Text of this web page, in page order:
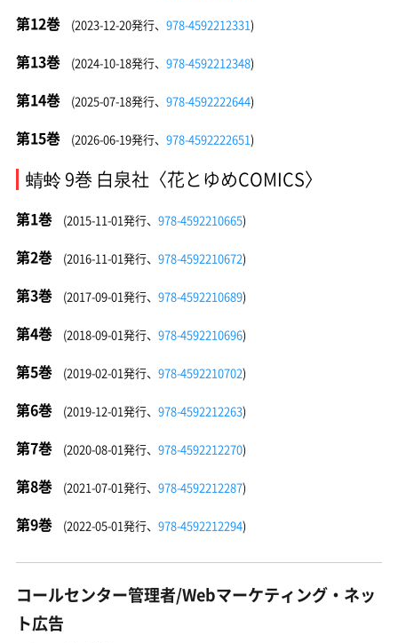
第12巻 (2023-12-20発行、 978-4592212331)
第13巻 (2024-10-18発行、 978-4592212348)
第14巻 (2025-07-18発行、 978-4592222644)
第15巻 (2026-06-19発行、 978-4592222651)
蜻蛉 9巻 白泉社〈花とゆめCOMICS〉
第1巻 (2015-11-01発行、 978-4592210665)
第2巻 (2016-11-01発行、 978-4592210672)
第3巻 (2017-09-01発行、 978-4592210689)
第4巻 (2018-09-01発行、 978-4592210696)
第5巻 (2019-02-01発行、 978-4592210702)
第6巻 (2019-12-01発行、 978-4592212263)
第7巻 (2020-08-01発行、 978-4592212270)
第8巻 (2021-07-01発行、 978-4592212287)
第9巻 (2022-05-01発行、 978-4592212294)
コールセンター管理者/Webマーケティング・ネッ
ト広告